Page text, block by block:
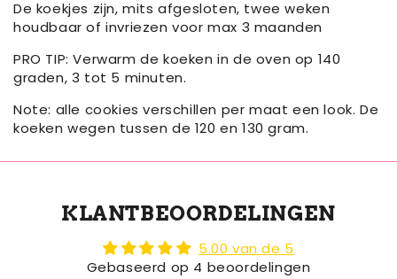
De koekjes zijn, mits afgesloten, twee weken
houdbaar of invriezen voor max 3 maanden
PRO TIP: Verwarm de koeken in de oven op 140
graden, 3 tot 5 minuten.
Note: alle cookies verschillen per maat een look. De
koeken wegen tussen de 120 en 130 gram.
KLANTBEOORDELINGEN
5.00 van de 5
Gebaseerd op 4 beoordelingen